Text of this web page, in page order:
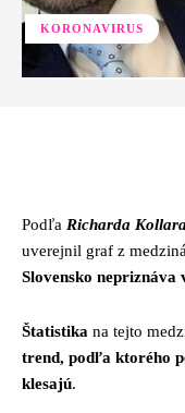
KORONAVIRUS
Podľa Richarda Kollara
uverejnil graf z
Slovensko
Štatistika na tejto
trend, podľa ktorého
klesajú.